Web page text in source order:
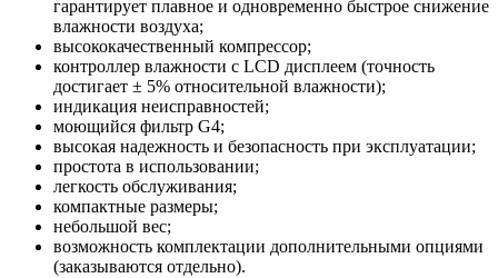
гарантирует плавное и одновременно быстрое снижение
влажности воздуха;
высококачественный компрессор;
контроллер влажности с LCD дисплеем (точность
достигает ± 5% относительной влажности);
индикация неисправностей;
моющийся фильтр G4;
высокая надежность и безопасность при эксплуатации;
простота в использовании;
легкость обслуживания;
компактные размеры;
небольшой вес;
возможность комплектации дополнительными опциями
(заказываются отдельно).